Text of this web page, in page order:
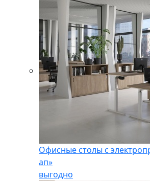
Офисные столы с
ап»
выгодно